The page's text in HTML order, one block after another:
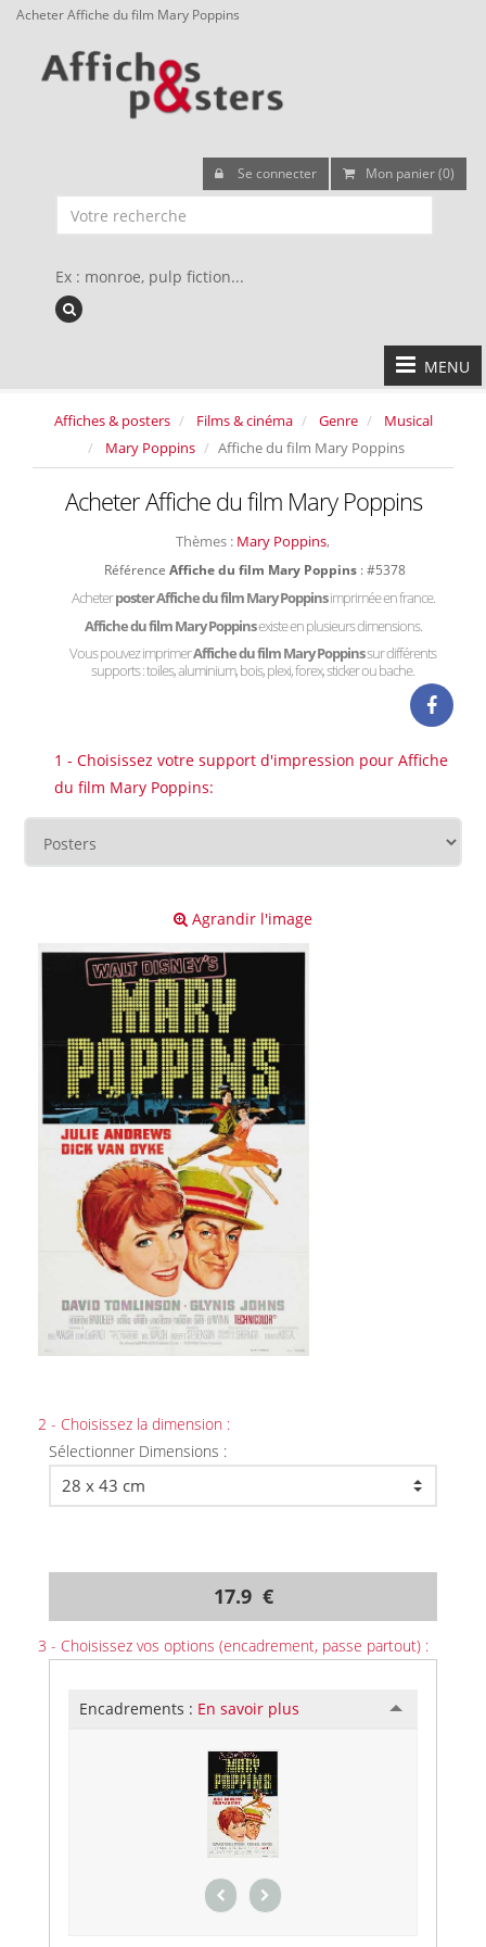
Acheter Affiche du film Mary Poppins
Se connecter Mon panier (0)
Ex : monroe, pulp fiction...
MENU
Affiches & posters Films & cinéma Genre
Musical
Mary Poppins
Affiche du film Mary Poppins
Acheter Affiche du film Mary Poppins
Thèmes : Mary Poppins,
Référence Affiche du film Mary Poppins : #5378
Acheterposter Affiche du film Mary Poppinsimprimée en france.
Affiche du film Mary Poppinsexiste en plusieurs dimensions.
Vous pouvez imprimerAffiche du film Mary Poppinssur différents
supports : toiles, aluminium, bois, plexi, forex, sticker ou bache.
1 - Choisissez votre support d'impression pour Affiche
du film Mary Poppins:
Agrandir l'image
2 - Choisissez la dimension :
Sélectionner Dimensions :
17.9 €
3 - Choisissez vos options (encadrement, passe partout) :
Encadrements : En savoir plus